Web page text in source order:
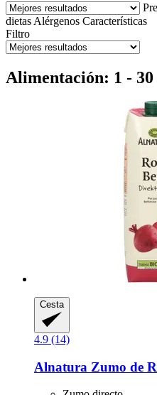
dietas Alérgenos Características
Filtro
Alimentación: 1 -
Cesta
4.9 (14)
Alnatura Zumo de